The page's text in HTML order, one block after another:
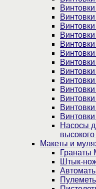
Насосы
Макеты и
Гранаты
Штык-